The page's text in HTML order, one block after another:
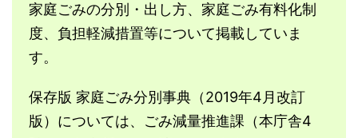
家庭ごみの分別・出し方、家庭ごみ有料化制
度、負担軽減措置等について掲載していま
す。
保存版 家庭ごみ分別事典（2019年4月改訂
版）については、ごみ減量推進課（本庁舎4